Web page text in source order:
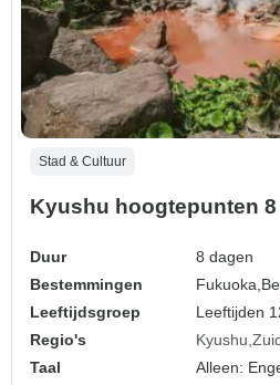
Stad & Cultuur
Kyushu hoogtepunten
Duur
8 dagen
Bestemmingen
Fukuoka,
Leeftijdsgroep
Leeftijden
Regio's
Kyushu
Taal
Alleen: